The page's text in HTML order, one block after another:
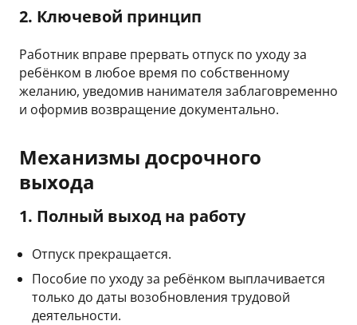
2. Ключевой принцип
Работник вправе прервать отпуск по уходу за
ребёнком в любое время по собственному
желанию, уведомив нанимателя заблаговременно
и оформив возвращение документально.
Механизмы досрочного
выхода
1. Полный выход на работу
Отпуск прекращается.
Пособие по уходу за ребёнком выплачивается
только до даты возобновления трудовой
деятельности.